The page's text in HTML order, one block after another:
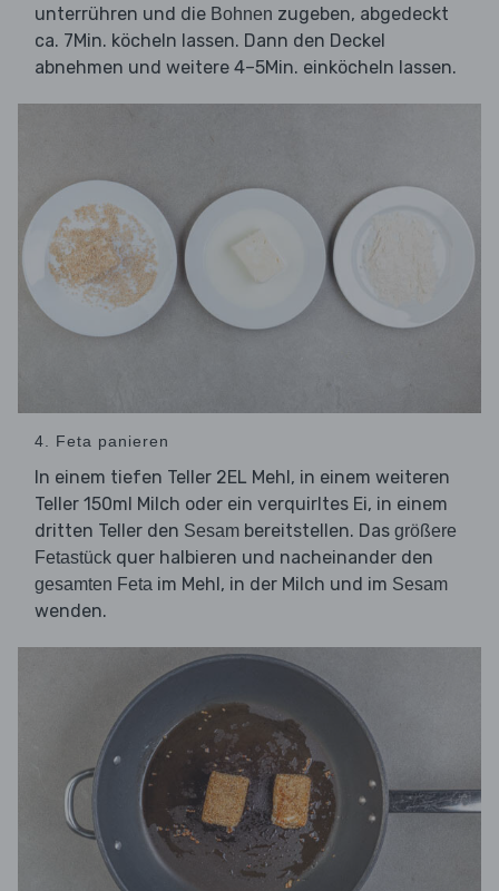
unterrühren und die Bohnen zugeben, abgedeckt
ca. 7Min. köcheln lassen. Dann den Deckel
abnehmen und weitere 4–5Min. einköcheln lassen.
4. Feta panieren
In einem tiefen Teller 2EL Mehl, in einem weiteren
Teller 150ml Milch oder ein verquirltes Ei, in einem
dritten Teller den Sesam bereitstellen. Das größere
Fetastück quer halbieren und nacheinander den
gesamten Feta im Mehl, in der Milch und im Sesam
wenden.